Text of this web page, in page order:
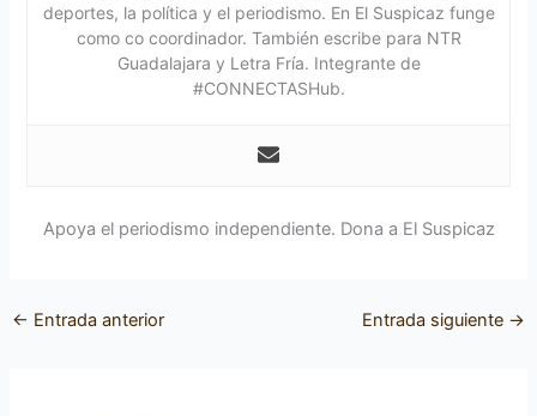
deportes, la política y el periodismo. En El Suspicaz funge
como co coordinador. También escribe para NTR
Guadalajara y Letra Fría. Integrante de
#CONNECTASHub.
Apoya el periodismo independiente. Dona a El Suspicaz
← Entrada anterior Entrada siguiente →